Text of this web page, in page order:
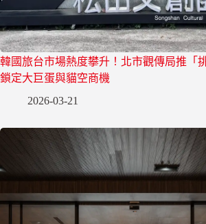
韓國旅台市場熱度攀升！北市觀傳局推「
鎖定大巨蛋與貓空商機
2026-03-21